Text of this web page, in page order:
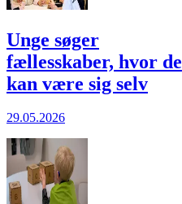
Unge søger
fællesskaber, hvor de
kan være sig selv
29.05.2026